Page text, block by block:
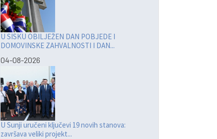
U SISKU OBILJEŽEN DAN POBJEDE I
DOMOVINSKE ZAHVALNOSTI I DAN...
04-08-2026
U Sunji uručeni ključevi 19 novih stanova:
završava veliki projekt...